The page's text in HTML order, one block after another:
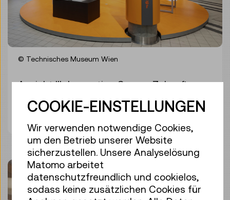
© Technisches Museum Wien
Ansicht III „Innovation Corner: Zukunft
Bild herunterladen
COOKIE-EINSTELLUNGEN
Wir verwenden notwendige Cookies,
um den Betrieb unserer Website
sicherzustellen. Unsere Analyselösung
Matomo arbeitet
datenschutzfreundlich und cookielos,
sodass keine zusätzlichen Cookies für